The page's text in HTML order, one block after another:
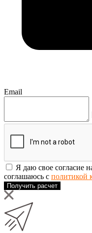
Email
Я даю свое согласие
соглашаюсь с политикой
Получить расчет